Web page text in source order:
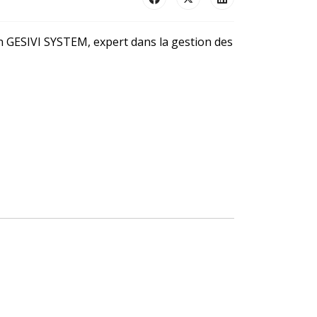
SYSTEM, expert dans la gestion des